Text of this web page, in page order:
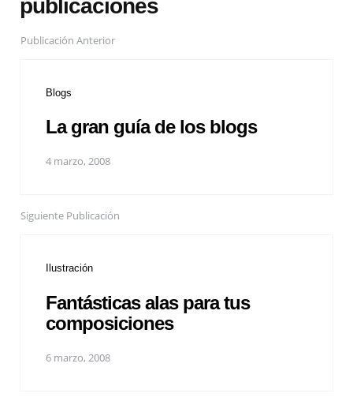
publicaciones
Publicación Anterior
Blogs
La gran guía de los blogs
4 marzo, 2008
Siguiente Publicación
Ilustración
Fantásticas alas para tus
composiciones
6 marzo, 2008